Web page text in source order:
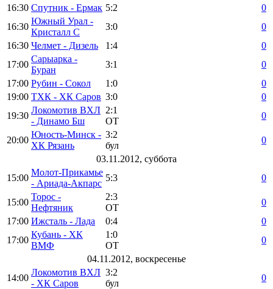
16:30 Спутник - Ермак 5:2
0
16:30
Южный Урал -
Кристалл С
3:0
0
16:30 Челмет - Дизель 1:4
0
17:00
Сарыарка -
Буран
3:1
0
17:00 Рубин - Сокол 1:0
0
19:00 ТХК - ХК Саров 3:0
0
19:30
Локомотив ВХЛ
- Динамо Бш
2:1
ОТ
0
20:00
Юность-Минск -
ХК Рязань
3:2
бул
0
03.11.2012, суббота
15:00
Молот-Прикамье
- Ариада-Акпарс
5:3 0
15:00
Торос -
Нефтяник
2:3
ОТ
0
17:00 Ижсталь - Лада 0:4
0
17:00
Кубань - ХК
ВМФ
1:0
ОТ
0
04.11.2012, воскресенье
14:00
Локомотив ВХЛ
- ХК Саров
3:2
бул
0